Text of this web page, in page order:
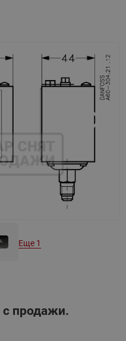
продажи.
Еще 1